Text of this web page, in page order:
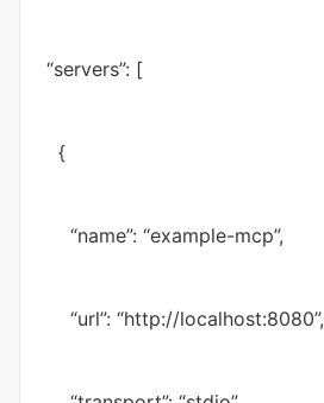
“servers”: [
{
“name”: “example-mcp”,
“url”: “http://localhost:8080”,